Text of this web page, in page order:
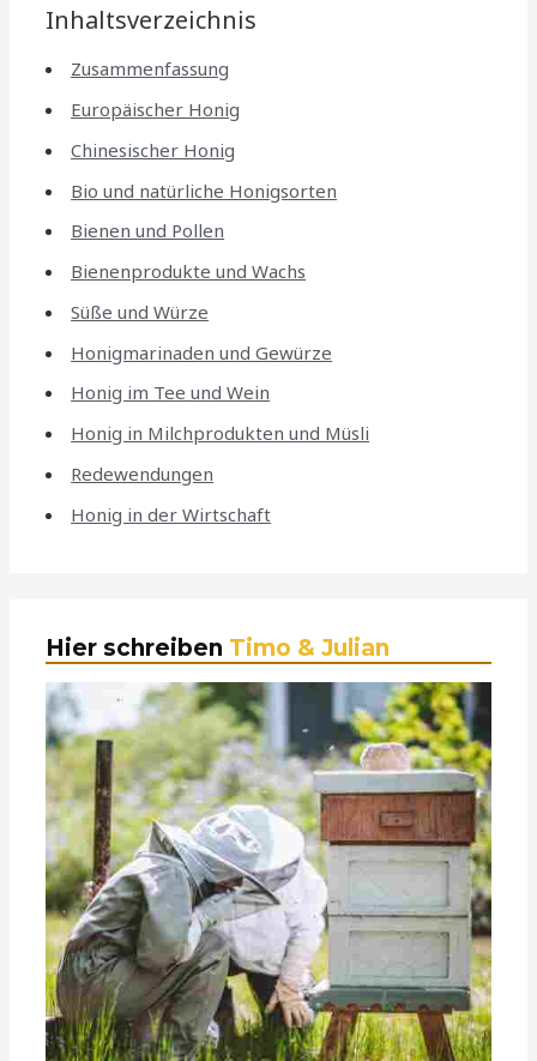
Inhaltsverzeichnis
Zusammenfassung
Europäischer Honig
Chinesischer Honig
Bio und natürliche Honigsorten
Bienen und Pollen
Bienenprodukte und Wachs
Süße und Würze
Honigmarinaden und Gewürze
Honig im Tee und Wein
Honig in Milchprodukten und Müsli
Redewendungen
Honig in der Wirtschaft
Hier schreiben Timo & Julian